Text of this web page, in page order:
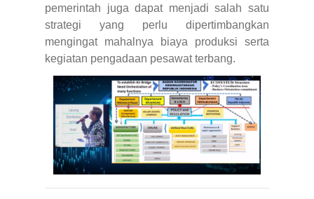
pemerintah juga dapat menjadi salah satu
strategi yang perlu dipertimbangkan
mengingat mahalnya biaya produksi serta
kegiatan pengadaan pesawat terbang.